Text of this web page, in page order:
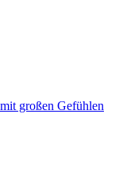
großen Gefühlen